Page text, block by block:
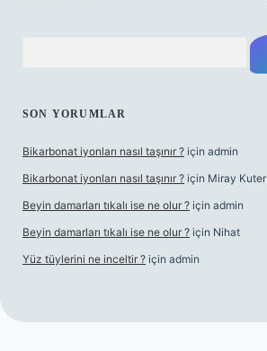
SON YORUMLAR
Bikarbonat iyonları nasıl taşınır ? için admin
Bikarbonat iyonları nasıl taşınır ? için Miray Kuter
Beyin damarları tıkalı ise ne olur ? için admin
Beyin damarları tıkalı ise ne olur ? için Nihat
Yüz tüylerini ne inceltir ? için admin